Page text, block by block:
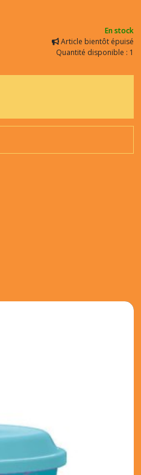
En stock
Article bientôt épuisé
Quantité disponible : 1